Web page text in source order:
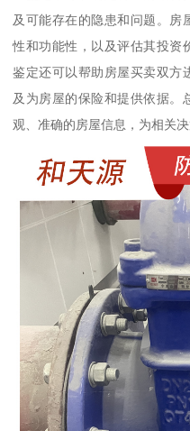
及可能存在的隐患和问题。房
性和功能性，以及评估其投资
鉴定还可以帮助房屋买卖双方
及为房屋的保险和提供依据。
观、准确的房屋信息，为相关决